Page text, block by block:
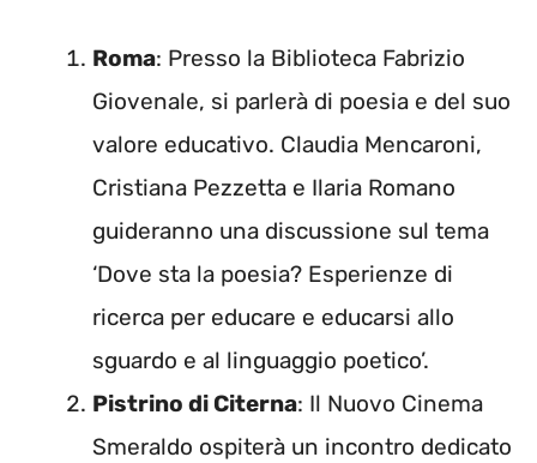
Roma: Presso la Biblioteca Fabrizio
Giovenale, si parlerà di poesia e del suo
valore educativo. Claudia Mencaroni,
Cristiana Pezzetta e Ilaria Romano
guideranno una discussione sul tema
‘Dove sta la poesia? Esperienze di
ricerca per educare e educarsi allo
sguardo e al linguaggio poetico’.
Pistrino di Citerna: Il Nuovo Cinema
Smeraldo ospiterà un incontro dedicato